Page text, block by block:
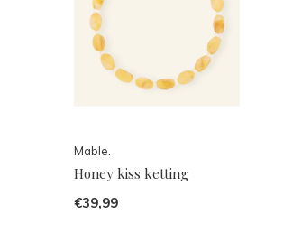
Mable.
Honey kiss ketting
€39,99